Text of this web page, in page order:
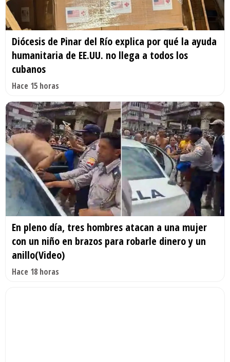
Diócesis de Pinar del Río explica por qué la ayuda
humanitaria de EE.UU. no llega a todos los
cubanos
Hace 15 horas
En pleno día, tres hombres atacan a una mujer
con un niño en brazos para robarle dinero y un
anillo(Video)
Hace 18 horas